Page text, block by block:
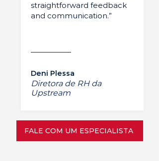
straightforward feedback
and communication.”
Deni Plessa
Diretora de RH da
Upstream
FALE COM UM ESPECIALISTA